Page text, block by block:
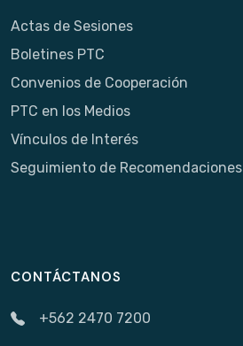
Actas de Sesiones
Boletines PTC
Convenios de Cooperación
PTC en los Medios
Vínculos de Interés
Seguimiento de Recomendaciones
CONTÁCTANOS
+562 2470 7200